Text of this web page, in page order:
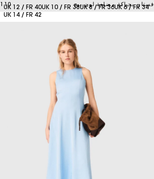
فستان بحياكة مضلعة لون بيج 110 KWD UK 6 / FR 34
UK 8 / FR 36
UK 10 / FR 38
UK 12 / FR 40
UK 14 / FR 42